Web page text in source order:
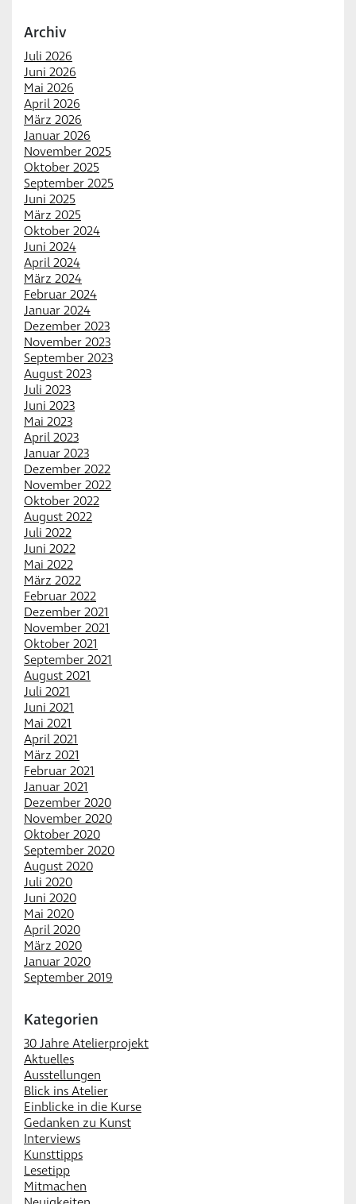
Archiv
Juli 2026
Juni 2026
Mai 2026
April 2026
März 2026
Januar 2026
November 2025
Oktober 2025
September 2025
Juni 2025
März 2025
Oktober 2024
Juni 2024
April 2024
März 2024
Februar 2024
Januar 2024
Dezember 2023
November 2023
September 2023
August 2023
Juli 2023
Juni 2023
Mai 2023
April 2023
Januar 2023
Dezember 2022
November 2022
Oktober 2022
August 2022
Juli 2022
Juni 2022
Mai 2022
März 2022
Februar 2022
Dezember 2021
November 2021
Oktober 2021
September 2021
August 2021
Juli 2021
Juni 2021
Mai 2021
April 2021
März 2021
Februar 2021
Januar 2021
Dezember 2020
November 2020
Oktober 2020
September 2020
August 2020
Juli 2020
Juni 2020
Mai 2020
April 2020
März 2020
Januar 2020
September 2019
Kategorien
30 Jahre Atelierprojekt
Aktuelles
Ausstellungen
Blick ins Atelier
Einblicke in die Kurse
Gedanken zu Kunst
Interviews
Kunsttipps
Lesetipp
Mitmachen